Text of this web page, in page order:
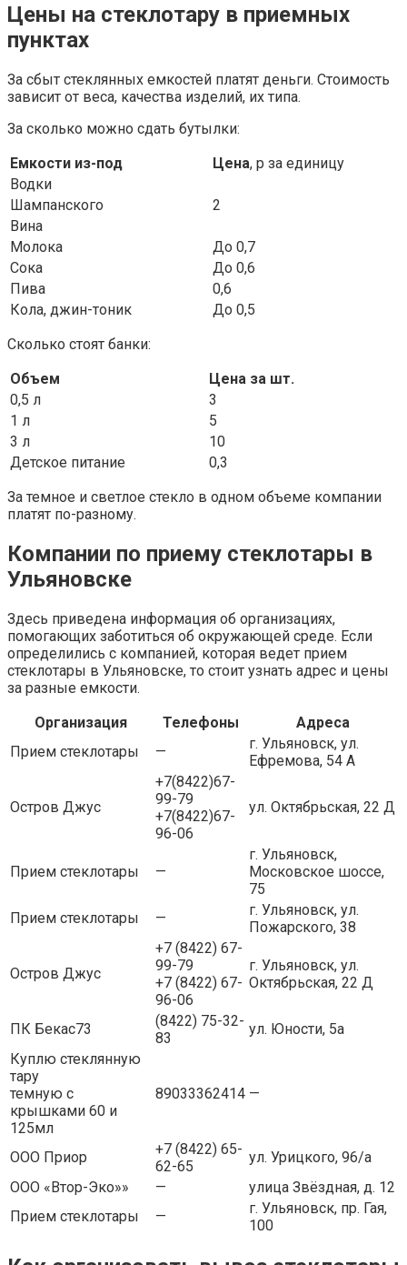
Цены на стеклотару в приемных
пунктах
За сбыт стеклянных емкостей платят деньги. Стоимость
зависит от веса, качества изделий, их типа.
За сколько можно сдать бутылки:
Емкости из-под
Цена, р за единицу
Водки
2
Шампанского
Вина
Молока
До 0,7
Сока
До 0,6
Пива
0,6
Кола, джин-тоник
До 0,5
Сколько стоят банки:
Объем
Цена за шт.
0,5 л
3
1 л
5
3 л
10
Детское питание
0,3
За темное и светлое стекло в одном объеме компании
платят по-разному.
Компании по приему стеклотары в
Ульяновске
Здесь приведена информация об организациях,
помогающих заботиться об окружающей среде. Если
определились с компанией, которая ведет прием
стеклотары в Ульяновске, то стоит узнать адрес и цены
за разные емкости.
Организация
Телефоны
Адреса
Прием стеклотары
—
г. Ульяновск, ул.
Ефремова, 54 А
Остров Джус
+7(8422)67-
99-79
+7(8422)67-
96-06
ул. Октябрьская, 22 Д
Прием стеклотары —
г. Ульяновск,
Московское шоссе,
75
Прием стеклотары
—
г. Ульяновск, ул.
Пожарского, 38
Остров Джус
+7 (8422) 67-
99-79
+7 (8422) 67-
96-06
г. Ульяновск, ул.
Октябрьская, 22 Д
ПК Бекас73
(8422) 75-32-
83
ул. Юности, 5а
Куплю стеклянную
тару
темную с
крышками 60 и
125мл
89033362414 —
ООО Приор
+7 (8422) 65-
62-65
ул. Урицкого, 96/а
ООО «Втор-Эко»»
—
улица Звёздная, д. 12
Прием стеклотары
—
г. Ульяновск, пр. Гая,
100